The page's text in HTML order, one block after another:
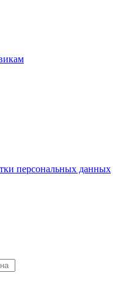
персональных данных